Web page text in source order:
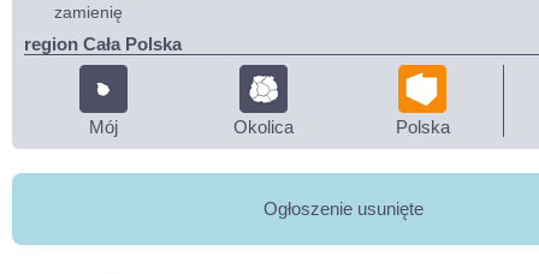
zamienię
region Cała Polska
Mój Okolica Polska
Ogłoszenie usunięte